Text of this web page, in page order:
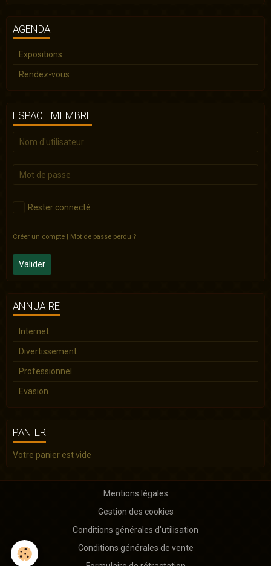
AGENDA
Expositions
Rendez-vous
ESPACE MEMBRE
Rester connecté
Créer un compte | Mot de passe perdu ?
Valider
ANNUAIRE
Internet
Divertissement
Professionnel
Evasion
PANIER
Votre panier est vide
Mentions légales
Gestion des cookies
Conditions générales d'utilisation
Conditions générales de vente